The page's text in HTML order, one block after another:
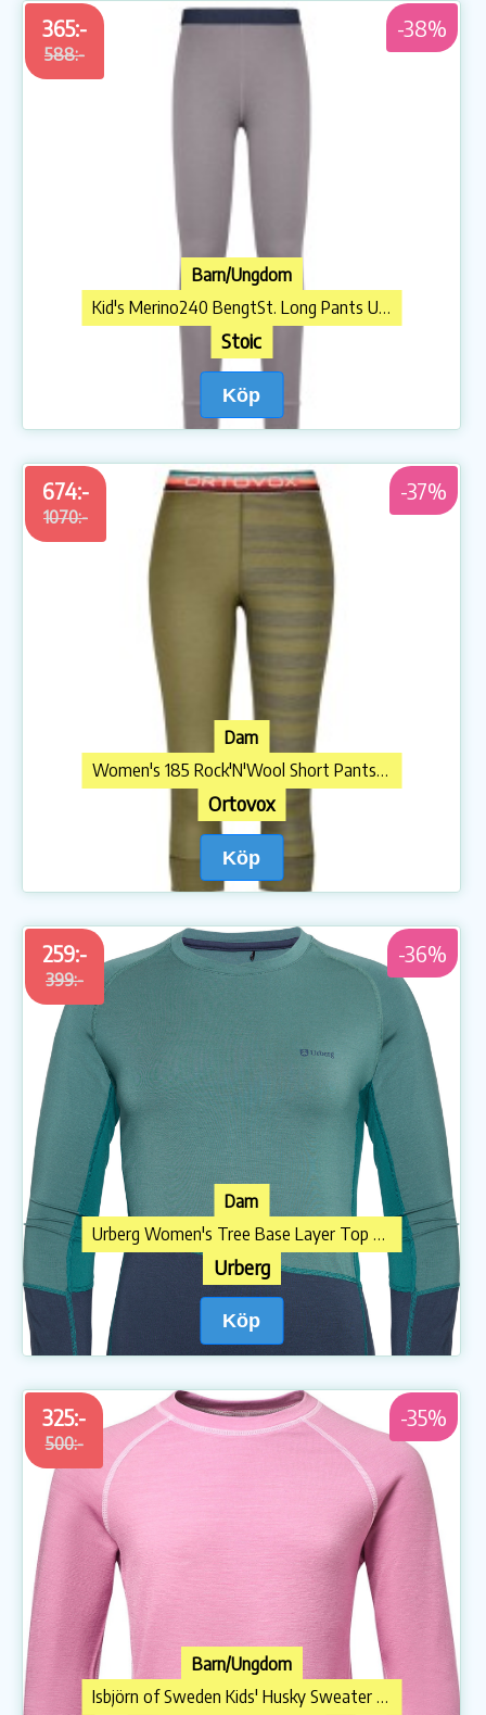
365:-
588:-
-38%
Barn/Ungdom
Kid's Merino240 BengtSt. Long Pants Underkläder merinoull
Stoic
Köp
674:-
1070:-
-37%
Dam
Women's 185 Rock'N'Wool Short Pants Underkläder merinoull
Ortovox
Köp
259:-
399:-
-36%
Dam
Urberg Women's Tree Base Layer Top Silver Pine
Urberg
Köp
325:-
500:-
-35%
Barn/Ungdom
Isbjörn of Sweden Kids' Husky Sweater Baselayer Frost Pink